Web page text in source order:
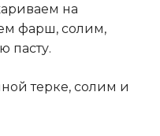
на
фарш, солим,
пасту.
терке, солим и